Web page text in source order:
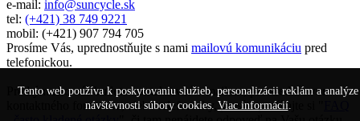
Tento web používa k poskytovaniu služieb, personalizácii reklám a analýze
návštěvnosti súbory cookies. Viac informácií.
e-mail: info@suncycle.sk
tel: (+421) 38 749 9221
mobil: (+421) 907 794 705
Prosíme Vás, uprednostňujte s nami mailovú komunikáciu pred
telefonickou.
Predtým ako nás budete kontaktovať e-mailom, prostredníctvom
kontaktného formulára, alebo telefonicky, prosím prečítajte si "